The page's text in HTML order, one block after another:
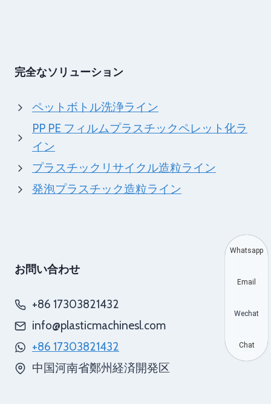
完全なソリューション
ペットボトル洗浄ライン
PP PE フィルムプラスチックペレット化ラ
イン
プラスチックリサイクル造粒ライン
発泡プラスチック造粒ライン
お問い合わせ
+86 17303821432
info@plasticmachinesl.com
+86 17303821432
中国河南省鄭州経済開発区
Whatsapp
Email
Wechat
Chat